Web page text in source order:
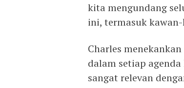
kita mengundang
ini, termasuk
Charles
dalam setiap
sangat relevan